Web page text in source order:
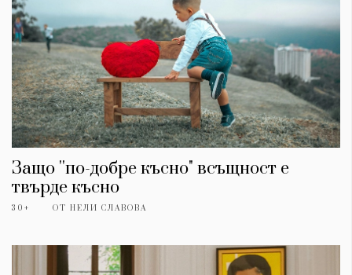
Защо ''по-добре късно" всъщност е
твърде късно
30+ ОТ НЕЛИ СЛАВОВА